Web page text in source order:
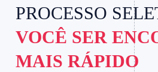
PROCESSO
VOCÊ SER
MAIS RÁPIDO